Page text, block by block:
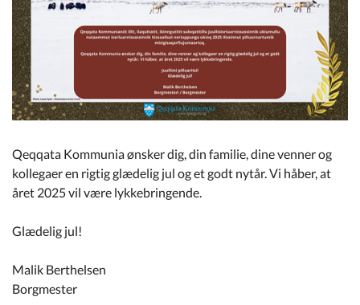
Kommuneplan
Om Kommunen
Qeqqata Kommunia ønsker dig, din familie, dine venner og
kollegaer en rigtig glædelig jul og et godt nytår. Vi håber, at
året 2025 vil være lykkebringende.
Glædelig jul!
Malik Berthelsen
Borgmester